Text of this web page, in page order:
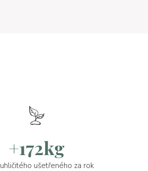
+172kg
ušetřeného za rok